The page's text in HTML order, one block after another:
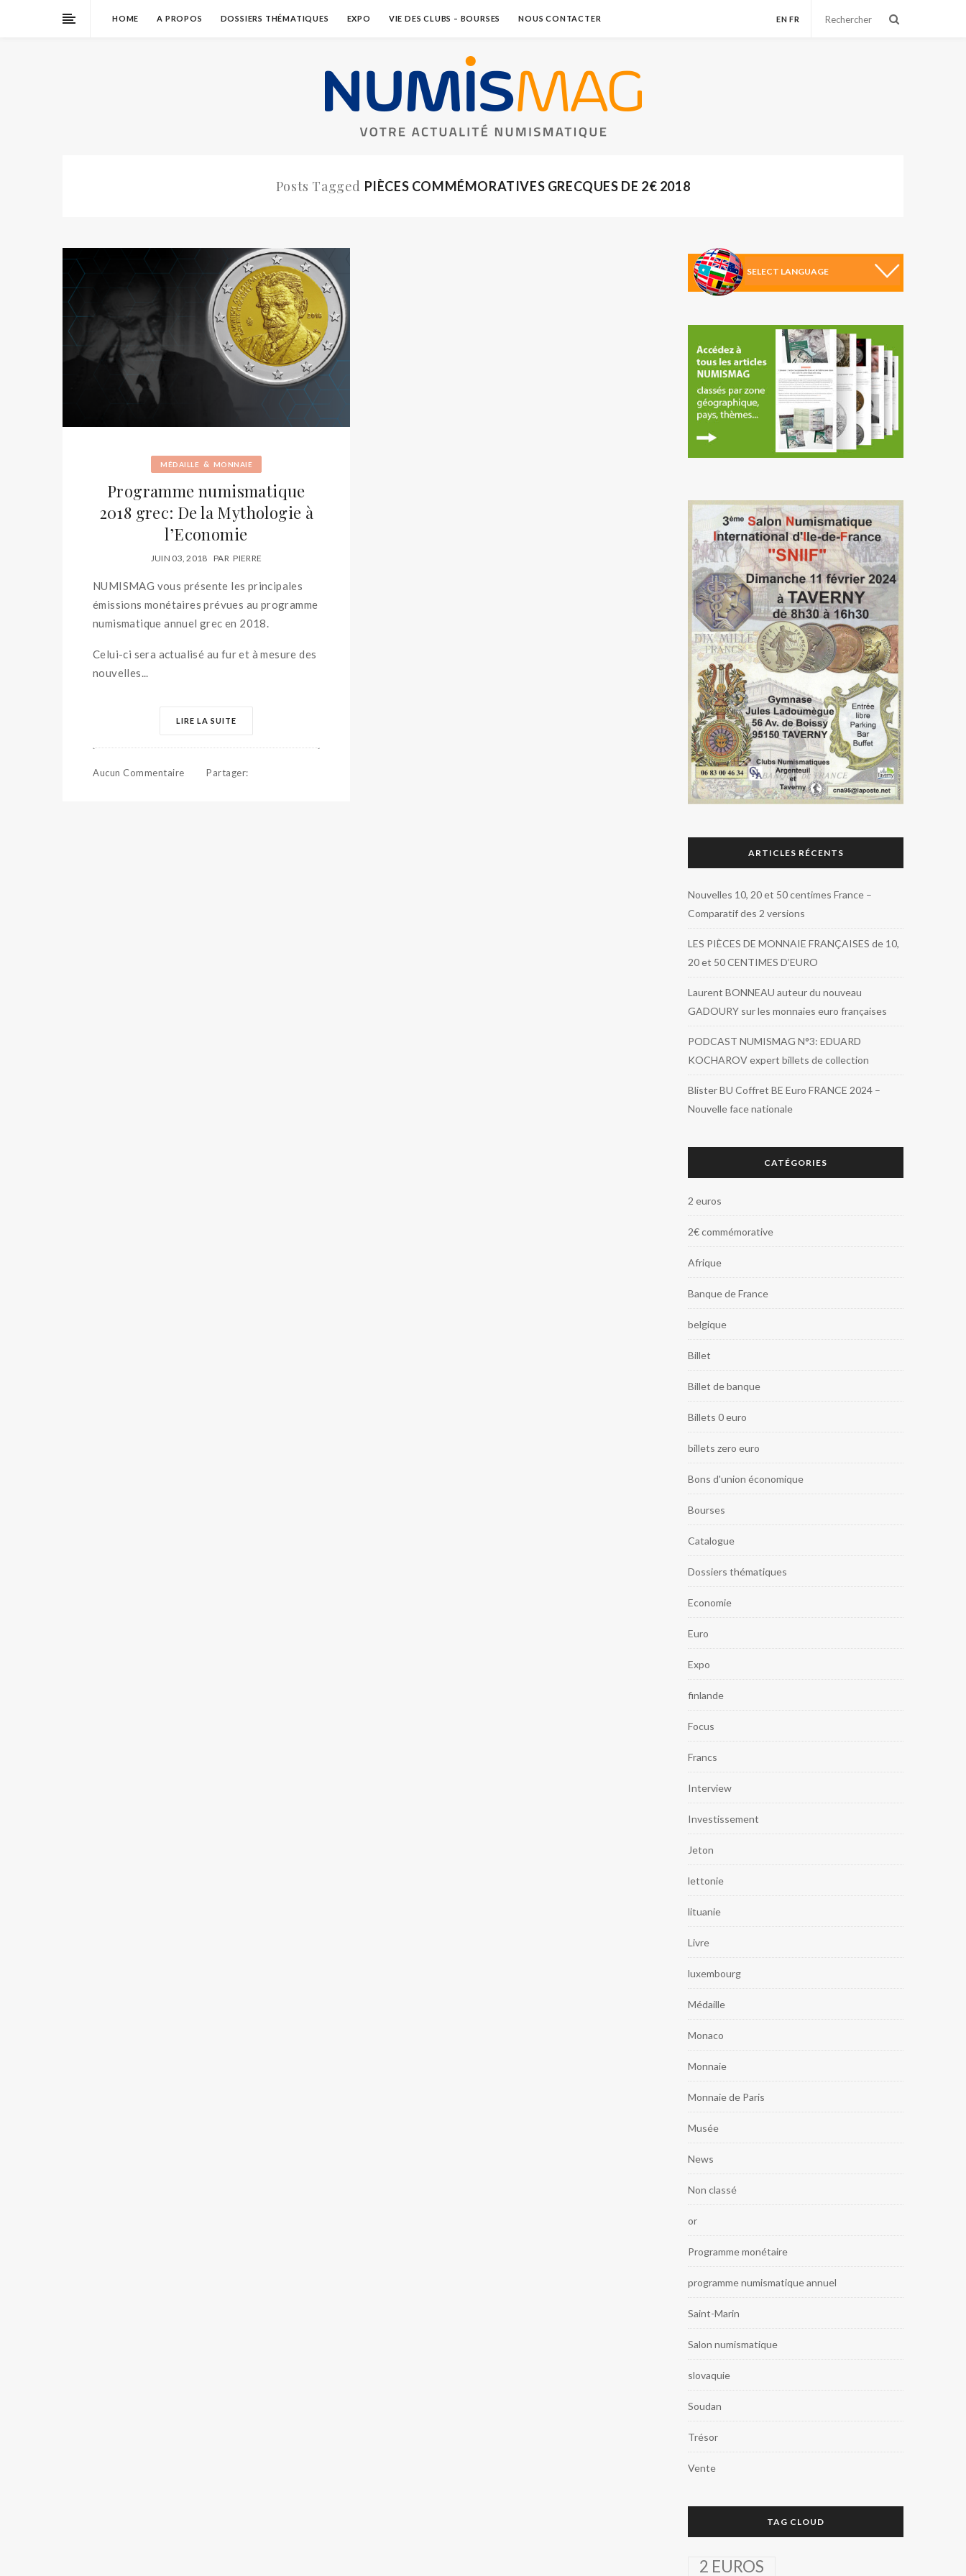
HOME A PROPOS DOSSIERS THÉMATIQUES EXPO VIE DES CLUBS – BOURSES NOUS CONTACTER EN FR
Posts Tagged PIÈCES COMMÉMORATIVES GRECQUES DE 2€ 2018
MÉDAILLE & MONNAIE
Programme numismatique
2018 grec: De la Mythologie à
l’Economie
JUIN 03, 2018 PAR PIERRE
NUMISMAG vous présente les principales
émissions monétaires prévues au programme
numismatique annuel grec en 2018.
Celui-ci sera actualisé au fur et à mesure des
nouvelles...
LIRE LA SUITE
Aucun Commentaire Partager:
ARTICLES RÉCENTS
Nouvelles 10, 20 et 50 centimes France –
Comparatif des 2 versions
LES PIÈCES DE MONNAIE FRANÇAISES de 10,
20 et 50 CENTIMES D’EURO
Laurent BONNEAU auteur du nouveau
GADOURY sur les monnaies euro françaises
PODCAST NUMISMAG N°3: EDUARD
KOCHAROV expert billets de collection
Blister BU Coffret BE Euro FRANCE 2024 –
Nouvelle face nationale
CATÉGORIES
2 euros
2€ commémorative
Afrique
Banque de France
belgique
Billet
Billet de banque
Billets 0 euro
billets zero euro
Bons d'union économique
Bourses
Catalogue
Dossiers thématiques
Economie
Euro
Expo
finlande
Focus
Francs
Interview
Investissement
Jeton
lettonie
lituanie
Livre
luxembourg
Médaille
Monaco
Monnaie
Monnaie de Paris
Musée
News
Non classé
or
Programme monétaire
programme numismatique annuel
Saint-Marin
Salon numismatique
slovaquie
Soudan
Trésor
Vente
TAG CLOUD
2 EUROS